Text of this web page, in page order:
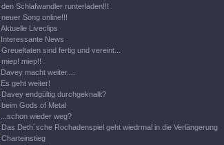
den Schlafwandler runterladen!!!
neuer Song online!!!
Aktuelle Liveclips
Interessante News
Greueltaten sind fertig und vereint...
miep! miep!!
Davey macht weiter....
Es geht weiter!
Davey endgültig durchgeknallt?
beim Gods of Metal
...schon wieder weg?
Das Deth´sche Rochadenspiel geht wiedrmal in die Verlängerung
Charteinstieg